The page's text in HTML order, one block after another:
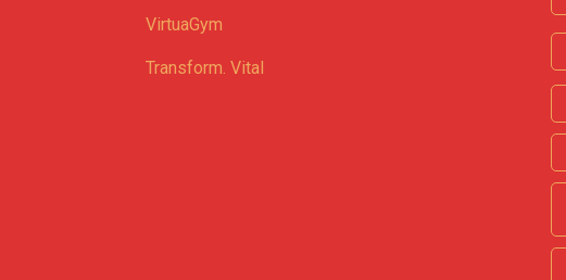
VirtuaGym
Transform. Vital